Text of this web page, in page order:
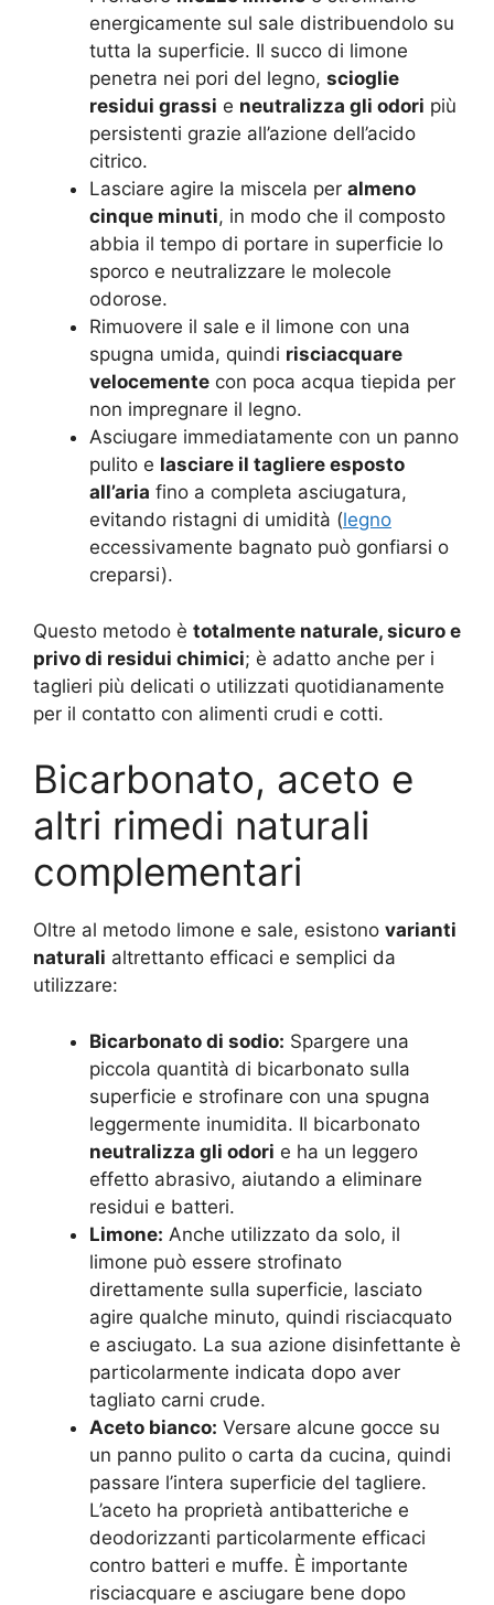
energicamente sul sale distribuendolo su
tutta la superficie. Il succo di limone
penetra nei pori del legno, scioglie
residui grassi e neutralizza gli odori più
persistenti grazie all’azione dell’acido
citrico.
Lasciare agire la miscela per almeno
cinque minuti, in modo che il composto
abbia il tempo di portare in superficie lo
sporco e neutralizzare le molecole
odorose.
Rimuovere il sale e il limone con una
spugna umida, quindi risciacquare
velocemente con poca acqua tiepida per
non impregnare il legno.
Asciugare immediatamente con un panno
pulito e lasciare il tagliere esposto
all’aria fino a completa asciugatura,
evitando ristagni di umidità (legno
eccessivamente bagnato può gonfiarsi o
creparsi).
Questo metodo è totalmente naturale, sicuro e
privo di residui chimici; è adatto anche per i
taglieri più delicati o utilizzati quotidianamente
per il contatto con alimenti crudi e cotti.
Bicarbonato, aceto e
altri rimedi naturali
complementari
Oltre al metodo limone e sale, esistono varianti
naturali altrettanto efficaci e semplici da
utilizzare:
Bicarbonato di sodio: Spargere una
piccola quantità di bicarbonato sulla
superficie e strofinare con una spugna
leggermente inumidita. Il bicarbonato
neutralizza gli odori e ha un leggero
effetto abrasivo, aiutando a eliminare
residui e batteri.
Limone: Anche utilizzato da solo, il
limone può essere strofinato
direttamente sulla superficie, lasciato
agire qualche minuto, quindi risciacquato
e asciugato. La sua azione disinfettante è
particolarmente indicata dopo aver
tagliato carni crude.
Aceto bianco: Versare alcune gocce su
un panno pulito o carta da cucina, quindi
passare l’intera superficie del tagliere.
L’aceto ha proprietà antibatteriche e
deodorizzanti particolarmente efficaci
contro batteri e muffe. È importante
risciacquare e asciugare bene dopo